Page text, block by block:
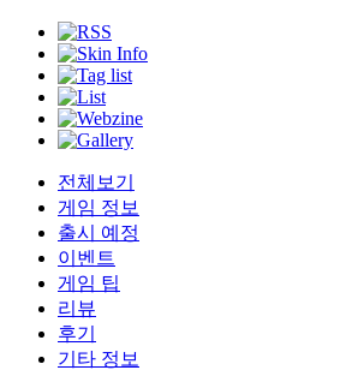
전체보기
게임 정보
출시 예정
이벤트
게임 팁
리뷰
후기
기타 정보